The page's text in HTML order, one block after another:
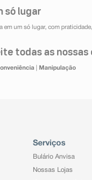
só lugar
um só lugar, com
todas as
Manipulação
Serviços
Bulário Anvisa
Nossas Lojas